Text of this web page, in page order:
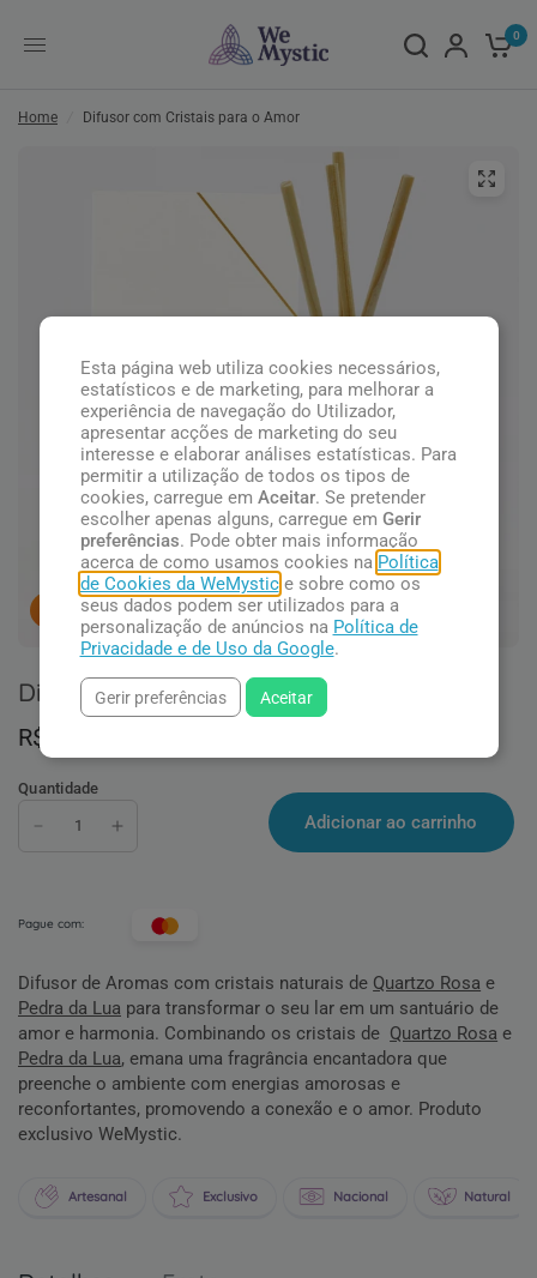
0
Home Difusor com Cristais para o Amor
pessoas concluindo esta compra.
Difusor com Cristais para o Amor
R$ 103,90
Quantidade
Adicionar ao carrinho
Pague com:
Difusor de Aromas com cristais naturais de Quartzo Rosa e
Pedra da Lua para transformar o seu lar em um santuário de
amor e harmonia. Combinando os cristais de Quartzo Rosa e
Pedra da Lua, emana uma fragrância encantadora que
preenche o ambiente com energias amorosas e
reconfortantes, promovendo a conexão e o amor. Produto
exclusivo WeMystic.
Artesanal Exclusivo Nacional Natural
Esta página web utiliza cookies necessários,
estatísticos e de marketing, para melhorar a
experiência de navegação do Utilizador,
apresentar acções de marketing do seu
interesse e elaborar análises estatísticas. Para
permitir a utilização de todos os tipos de
cookies, carregue em Aceitar. Se pretender
escolher apenas alguns, carregue em Gerir
preferências. Pode obter mais informação
acerca de como usamos cookies na Política
de Cookies da WeMystice sobre como os
seus dados podem ser utilizados para a
personalização de anúncios na Política de
Privacidade e de Uso da Google.
Gerir preferências Aceitar